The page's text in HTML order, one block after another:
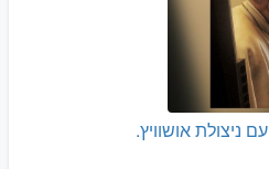
ניצולת אושוויץ.